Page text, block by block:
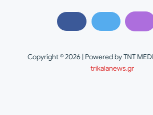
Copyright © 2026 | Powered by TNT
trikalanews.gr